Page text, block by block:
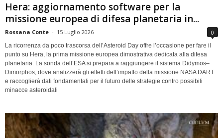
Hera: aggiornamento software per la
missione europea di difesa planetaria in...
Rossana Conte - 15 Luglio 2026 0
La ricorrenza da poco trascorsa dell’Asteroid Day offre l’occasione per fare il
punto su Hera, la prima missione europea dimostrativa dedicata alla difesa
planetaria. La sonda dell’ESA si prepara a raggiungere il sistema Didymos–
Dimorphos, dove analizzerà gli effetti dell’impatto della missione NASA DART
e raccoglierà dati fondamentali per il futuro delle strategie contro possibili
minacce asteroidali